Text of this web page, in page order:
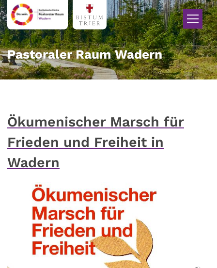
Zum Inhalt springen
Pastoraler Raum Wadern
Ökumenischer Marsch für
Frieden und Freiheit in
Wadern